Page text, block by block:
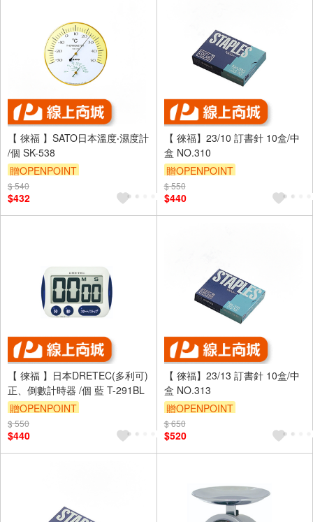
【 徠福 】SATO日本溫度‧濕度計
/個 SK-538
贈OPENPOINT
$ 540
$432
【 徠福】23/10 訂書針 10盒/中
盒 NO.310
贈OPENPOINT
$ 550
$440
【 徠福 】日本DRETEC(多利可)
正、倒數計時器 /個 藍 T-291BL
贈OPENPOINT
$ 550
$440
【 徠福】23/13 訂書針 10盒/中
盒 NO.313
贈OPENPOINT
$ 650
$520